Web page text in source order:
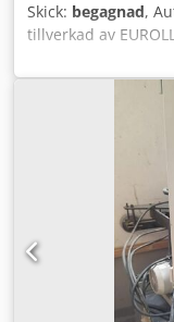
Skick: begagnad,
tillverkad av
500 mm
hullingar): 4 till 12
hullingar): 4 till 12
hullingar): 3 till 8
400 mm Max
30 m/min Max
Chodpsvtqacsfx Am